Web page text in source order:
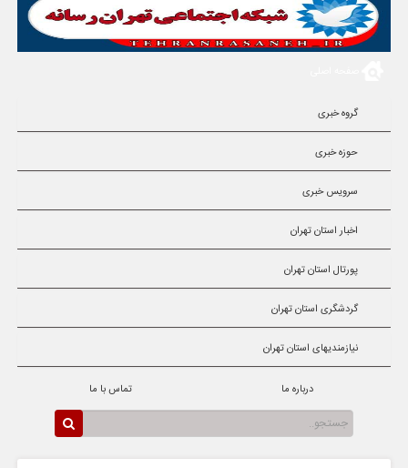
گروه خبری
حوزه خبری
سرویس خبری
اخبار استان تهران
پورتال استان تهران
گردشگری استان تهران
نیازمندیهای استان تهران
درباره ما تماس با ما